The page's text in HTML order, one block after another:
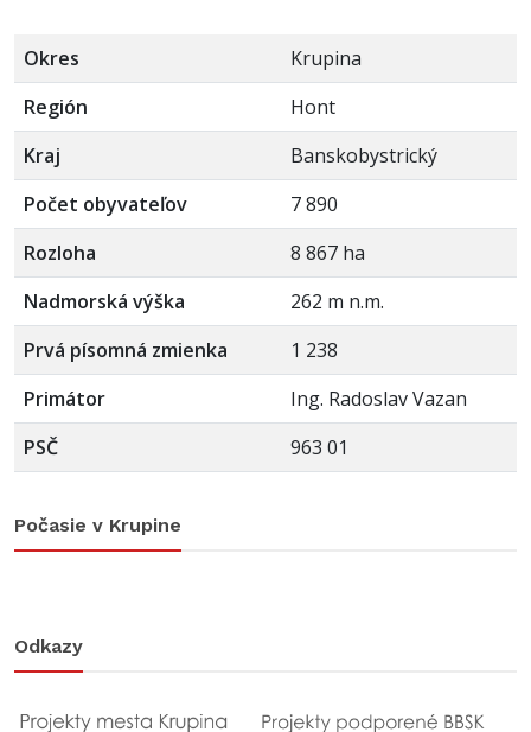
Okres
Krupina
Región
Hont
Kraj
Banskobystrický
Počet obyvateľov
7 890
Rozloha
8 867 ha
Nadmorská výška
262 m n.m.
Prvá písomná zmienka
1 238
Primátor
Ing. Radoslav Vazan
PSČ
963 01
Počasie v Krupine
Odkazy